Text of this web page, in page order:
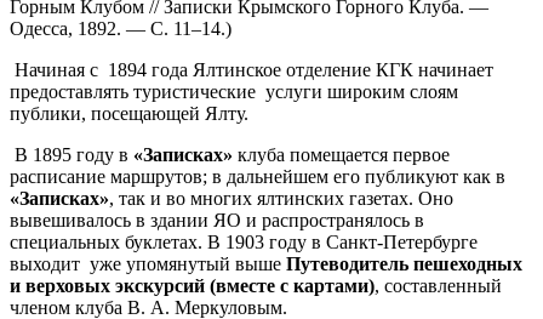
Горным Клубом // Записки Крымского Горного Клуба. —
Одесса, 1892. — С. 11–14.)
Начиная с 1894 года Ялтинское отделение КГК начинает
предоставлять туристические услуги широким слоям
публики, посещающей Ялту.
В 1895 году в «Записках» клуба помещается первое
расписание маршрутов; в дальнейшем его публикуют как в
«Записках», так и во многих ялтинских газетах. Оно
вывешивалось в здании ЯО и распространялось в
специальных буклетах. В 1903 году в Санкт-Петербурге
выходит уже упомянутый выше Путеводитель пешеходных
и верховых экскурсий (вместе с картами), составленный
членом клуба В. А. Меркуловым.